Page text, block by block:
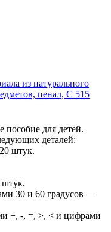
для детей.
деталей:
штук.
штук.
30 и 60 градусов —
+, -, =, >, < и цифрами